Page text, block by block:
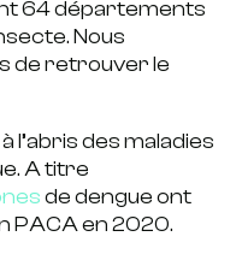
64 départements
Nous
de retrouver le
l’abris des maladies
A titre
de dengue ont
PACA en 2020.